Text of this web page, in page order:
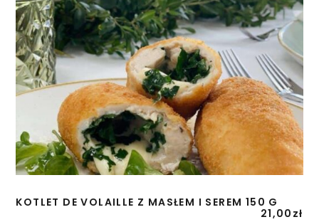
KOTLET DE VOLAILLE Z MASŁEM I SEREM 150 G
21,00 zł